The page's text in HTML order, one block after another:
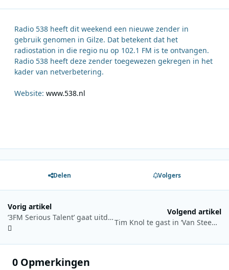
Radio 538 heeft dit weekend een nieuwe zender in
gebruik genomen in Gilze. Dat betekent dat het
radiostation in die regio nu op 102.1 FM is te ontvangen.
Radio 538 heeft deze zender toegewezen gekregen in het
kader van netverbetering.
Website: www.538.nl
Delen Volgers
Vorig artikel
‘3FM Serious Talent’ gaat uitdaging ‘1uurService’ aan
Volgend artikel
Tim Knol te gast in ‘Van Steeg tot 1’
0 Opmerkingen